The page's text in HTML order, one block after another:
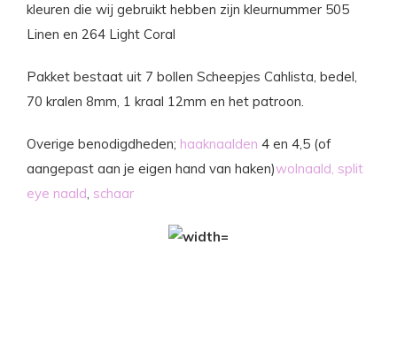
kleuren die wij gebruikt hebben zijn kleurnummer 505
Linen en 264 Light Coral
Pakket bestaat uit 7 bollen Scheepjes Cahlista, bedel,
70 kralen 8mm, 1 kraal 12mm en het patroon.
Overige benodigdheden; haaknaalden 4 en 4,5 (of
aangepast aan je eigen hand van haken)wolnaald, split
eye naald, schaar